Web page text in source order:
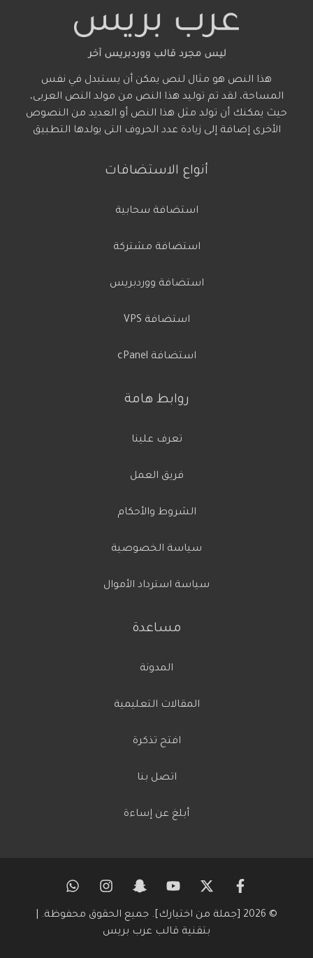
هذا النص هو مثال لنص يمكن أن يستبدل في نفس
المساحة، لقد تم توليد هذا النص من مولد النص العربى،
حيث يمكنك أن تولد مثل هذا النص أو العديد من النصوص
الأخرى إضافة إلى زيادة عدد الحروف التى يولدها التطبيق
أنواع الاستضافات
استضافة سحابية
استضافة مشتركة
استضافة ووردبريس
استضافة VPS
استضافة cPanel
روابط هامة
تعرف علينا
فريق العمل
الشروط والأحكام
سياسة الخصوصية
سياسة استرداد الأموال
مساعدة
المدونة
المقالات التعليمية
افتح تذكرة
اتصل بنا
أبلغ عن إساءة
© 2026 [جملة من اختيارك]. جميع الحقوق محفوظة. |
بتقنية قالب عرب بريس